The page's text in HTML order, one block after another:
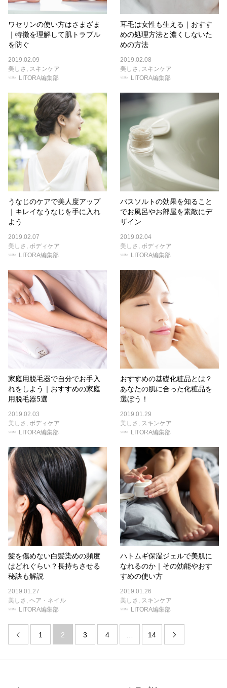
ワセリンの使い方はさまざま
｜特徴を理解して肌トラブル
を防ぐ
2019.02.09
美しさ , スキンケア
LITORA編集部
耳毛は女性も生える｜おすす
めの処理方法と濃くしないた
めの方法
2019.02.08
美しさ , スキンケア
LITORA編集部
うなじのケアで美人度アップ
｜キレイなうなじを手に入れ
よう
2019.02.07
美しさ , ボディケア
LITORA編集部
バスソルトの効果を知ること
でお風呂やお部屋を素敵にデ
ザイン
2019.02.04
美しさ , ボディケア
LITORA編集部
家庭用脱毛器で自分でお手入
れをしよう｜おすすめの家庭
用脱毛器5選
2019.02.03
美しさ , ボディケア
LITORA編集部
おすすめの基礎化粧品とは？
あなたの肌に合った化粧品を
選ぼう！
2019.01.29
美しさ , スキンケア
LITORA編集部
髪を傷めない白髪染めの頻度
はどれぐらい？長持ちさせる
秘訣も解説
2019.01.27
美しさ , ヘア・ネイル
LITORA編集部
ハトムギ保湿ジェルで美肌に
なれるのか｜その効能やおす
すめの使い方
2019.01.26
美しさ , スキンケア
LITORA編集部
 1 2 3 4 14 